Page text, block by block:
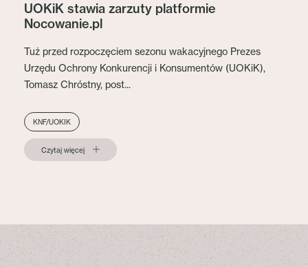
UOKiK stawia zarzuty platformie
Nocowanie.pl
Tuż przed rozpoczęciem sezonu wakacyjnego Prezes
Urzędu Ochrony Konkurencji i Konsumentów (UOKiK),
Tomasz Chróstny, post...
KNF/UOKIK
Czytaj więcej